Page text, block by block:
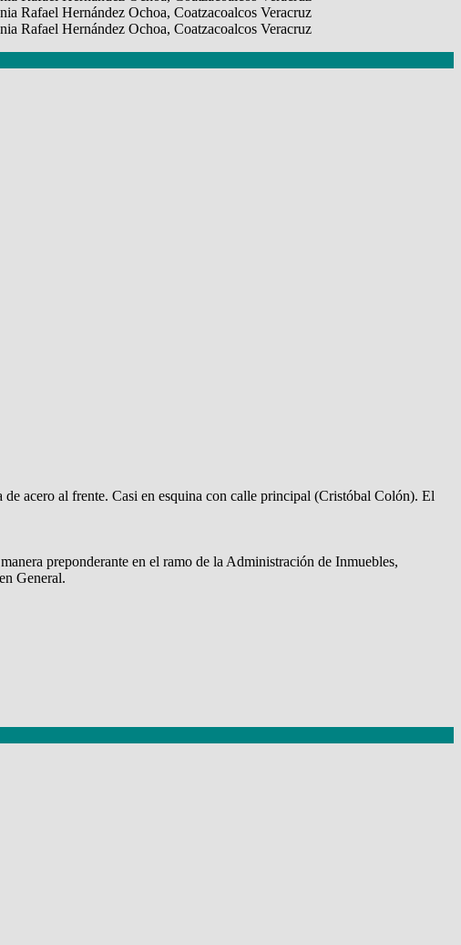
acero al frente. Casi en esquina con calle principal (Cristóbal Colón). El
preponderante en el ramo de la Administración de Inmuebles,
General.